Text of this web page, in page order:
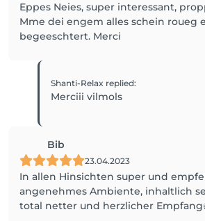
Eppes Neies, super interessant,
Mme dei engem alles schein roueg
begeeschtert. Merci
Shanti-Relax replied:
Merciii vilmols
Bib
23.04.2023
In allen Hinsichten super und
angenehmes Ambiente, inhaltlich
total netter und herzlicher